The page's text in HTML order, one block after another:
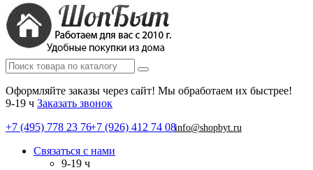
Оформляйте заказы через сайт! Мы обработаем их быстрее!
9-19 ч Заказать звонок
+7 (495) 778 23 76+7 (926) 412 74 08info@shopbyt.ru
Связаться с нами
9-19 ч